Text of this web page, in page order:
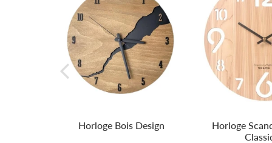
Horloge Bois Design
Horloge